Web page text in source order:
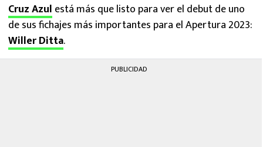
Cruz Azul está más que listo para ver el debut de uno
de sus fichajes más importantes para el Apertura 2023:
Willer Ditta.
PUBLICIDAD